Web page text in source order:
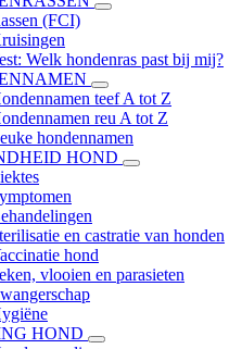
(FCI)
Welk hondenras past bij mij?
teef A tot Z
reu A tot Z
hondennamen
HOND
en castratie van honden
hond
vlooien en parasieten
HOND